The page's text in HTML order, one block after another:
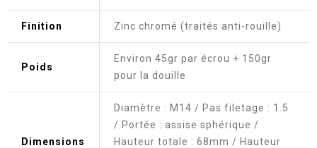
Finition Zinc chromé (traités anti-rouille)
Poids
Environ 45gr par écrou + 150gr
pour la douille
Dimensions
Diamètre : M14 / Pas filetage : 1.5
/ Portée : assise sphérique /
Hauteur totale : 68mm / Hauteur